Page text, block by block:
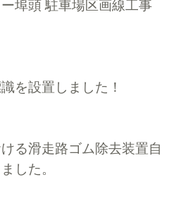
埠頭 駐車場区画線工事
を設置しました！
る滑走路ゴム除去装置自
した。